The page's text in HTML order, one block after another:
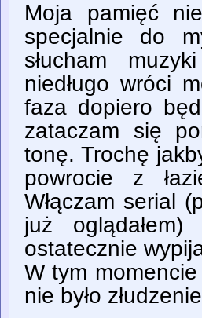
Moja pamięć
specjalnie do
słucham
niedługo wróci
faza dopiero
zataczam się
tonę. Trochę
powrocie z
Włączam serial
już
ostatecznie
W tym
nie było